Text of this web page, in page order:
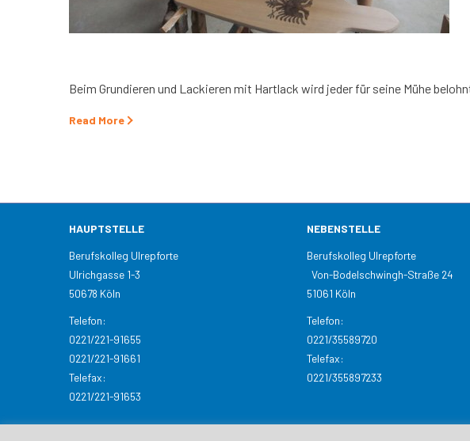
Beim Grundieren und Lackieren mit Hartlack wird jeder für seine Mühe
Read More
HAUPTSTELLE
Berufskolleg Ulrepforte
Ulrichgasse 1-3
50678 Köln
Telefon:
0221/221-91655
0221/221-91661
Telefax:
0221/221-91653
NEBENSTELLE
Berufskolleg
Von-Bodelschwingh-Straße 24
51061 Köln
Telefon:
0221/35589720
Telefax:
0221/355897233